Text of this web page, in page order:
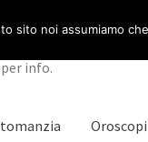
info.
sito noi assumiamo